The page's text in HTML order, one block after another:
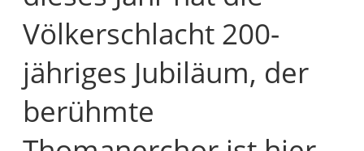
Völkerschlacht 200-
jähriges Jubiläum, der
berühmte